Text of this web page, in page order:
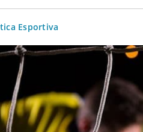
Esportiva